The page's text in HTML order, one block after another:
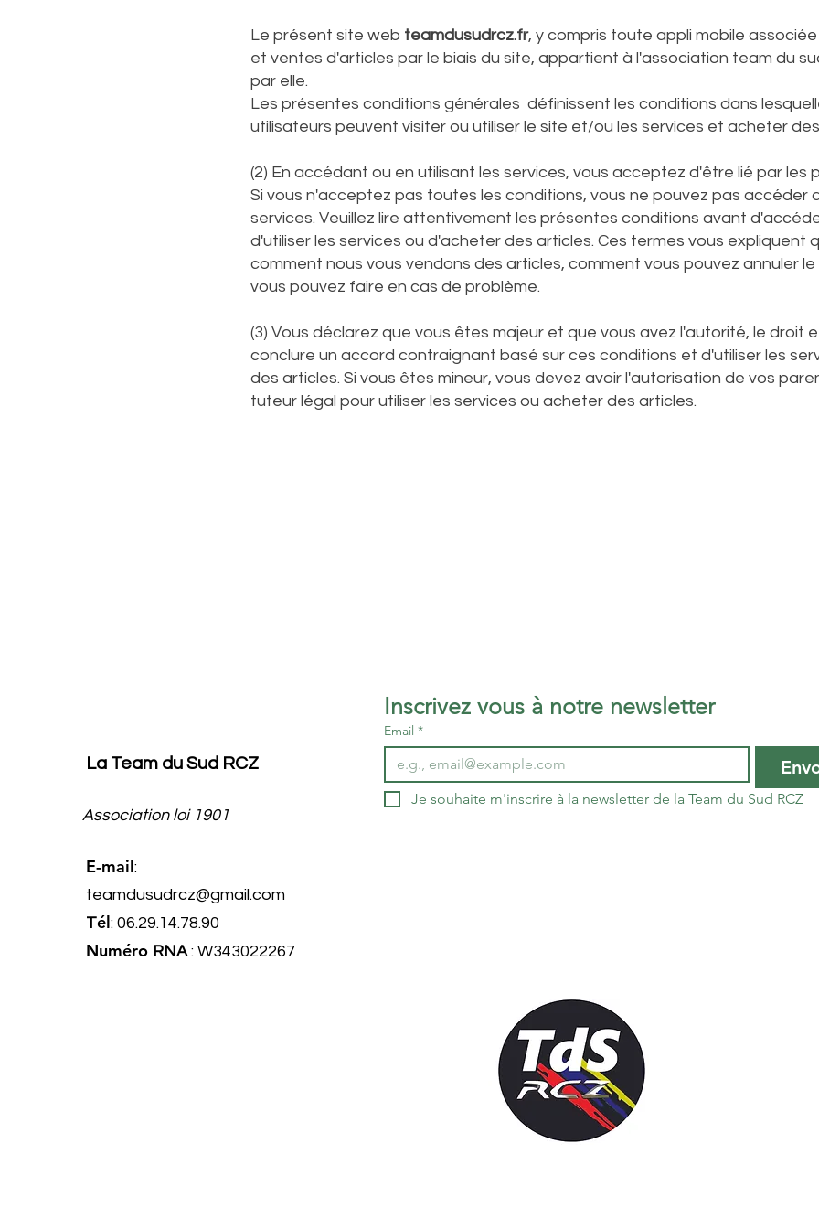
Le présent site web teamdusudrcz.fr, y compris toute appli mobile
et ventes d'articles par le biais du site, appartient à l'association team du
par elle.
Les présentes conditions générales définissent les conditions dans
utilisateurs peuvent visiter ou utiliser le site et/ou les services et acheter
(2) En accédant ou en utilisant les services, vous acceptez d'être lié par les
Si vous n'acceptez pas toutes les conditions, vous ne pouvez pas accéder
services. Veuillez lire attentivement les présentes conditions avant
d'utiliser les services ou d'acheter des articles. Ces termes vous expliquent
comment nous vous vendons des articles, comment vous pouvez annuler
vous pouvez faire en cas de problème.
(3) Vous déclarez que vous êtes majeur et que vous avez l'autorité, le droit
conclure un accord contraignant basé sur ces conditions et d'utiliser les
des articles. Si vous êtes mineur, vous devez avoir l'autorisation de vos
tuteur légal pour utiliser les services ou acheter des articles.
La Team du Sud RCZ
Association loi 1901
E-mail:
teamdusudrcz@gmail.com
Tél: 06.29.14.78.90
Numéro RNA: W343022267
Inscrivez vous à notre newsletter
Email *
Je souhaite m'inscrire à la newsletter de la Team du Sud RCZ